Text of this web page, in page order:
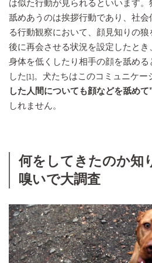
は似た行動が見られるといいます
舐めあうのは挨拶行動であり、社
る行動観察において、顔見知りの
後に再会させる状況を設定したと
身体を低くしたり相手の顔を舐める
した[1]。犬たちはこのコミュニケー
した人間についても顔などを舐めて
しれません。
何をしてきたのか知
嗅いで大調査